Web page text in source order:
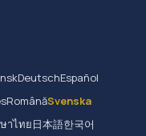
DeutschEspañol
RomânăSvenska
าไทย日本語한국어